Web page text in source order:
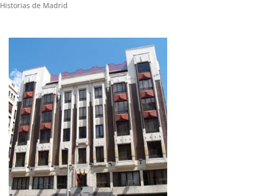
Historias de Madrid